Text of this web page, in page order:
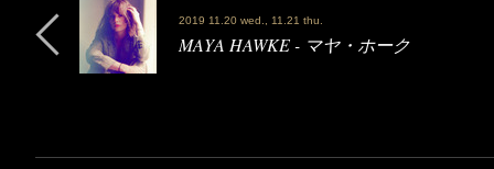
2019 11.20 wed., 11.21 thu.
MAYA HAWKE - マヤ・ホーク